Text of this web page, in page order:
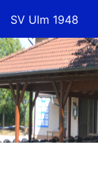
content
SV Ulm 1948